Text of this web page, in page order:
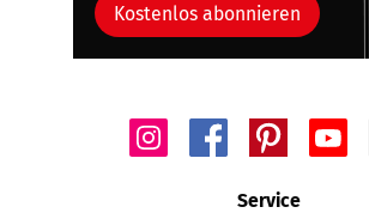
Kostenlos abonnieren
Service